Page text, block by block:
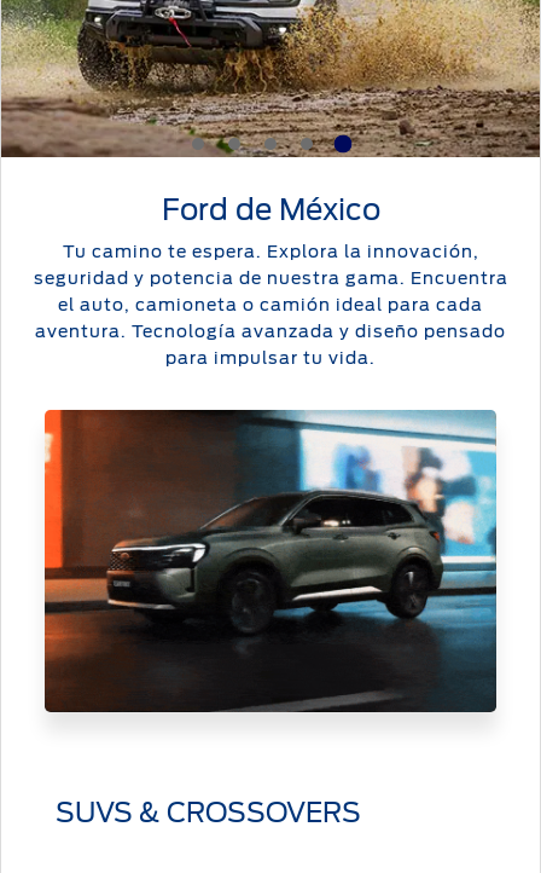
Custom
Garage
Catálogos
Accesorios
Ford
Credit
Vehículos
Localiza un
Distribuidor
Seminuevos
Certificados
Ford
D-
Tect
Colisión y
Partes
Precio de
Mantenimiento
Programa de
Mantenimiento
Vehículos
Comerciales
Motorcraft®
Servicio
Promociones
de Servicio
Llamado
Revisión
Garantía
en
Partes
Técnico
Técnico
SYNC®
Seguridad
Trabajo
Contraseña
1 2 3 4 5
Ford de México
Tu camino te espera. Explora la innovación,
seguridad y potencia de nuestra gama. Encuentra
el auto, camioneta o camión ideal para cada
aventura. Tecnología avanzada y diseño pensado
para impulsar tu vida.
SUVS & CROSSOVERS